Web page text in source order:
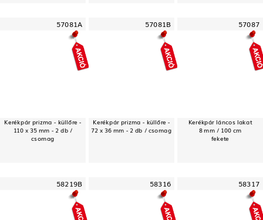
57081A
Kerékpár prizma - küllőre -
110 x 35 mm - 2 db /
csomag
57081B
Kerékpár prizma - küllőre -
72 x 36 mm - 2 db / csomag
57087
Kerékpár láncos lakat
8 mm / 100 cm
fekete
58219B 58316 58317